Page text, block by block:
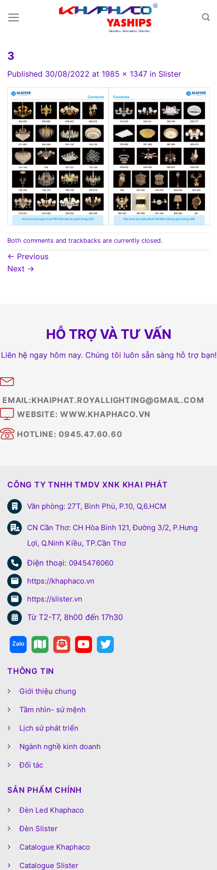
3
Published 30/08/2022 at 1985 × 1347 in Slister
Both comments and trackbacks are currently closed.
← Previous
Next →
HỖ TRỢ VÀ TƯ VẤN
Liên hệ ngay hôm nay. Chúng tôi luôn sẵn sàng hỗ trợ bạn!
EMAIL:KHAIPHAT.ROYALLIGHTING@GMAIL.COM
WEBSITE: WWW.KHAPHACO.VN
HOTLINE: 0945.47.60.60
CÔNG TY TNHH TMDV XNK KHAI PHÁT
Văn phòng: 27T, Bình Phú, P.10, Q,6.HCM
CN Cần Thơ: CH Hòa Bình 121, Đường 3/2, P.Hưng
Lợi, Q.Ninh Kiều, TP.Cần Thơ
Điện thoại: 0945476060
https://khaphaco.vn
https://slister.vn
Từ T2-T7, 8h00 đến 17h30
THÔNG TIN
Giới thiệu chung
Tầm nhìn- sứ mệnh
Lịch sử phát triển
Ngành nghề kinh doanh
Đối tác
SẢN PHẨM CHÍNH
Đèn Led Khaphaco
Đèn Slister
Catalogue Khaphaco
Catalogue Slister